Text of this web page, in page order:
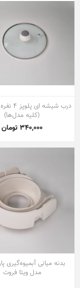
درب
(کلیه مدل‌ها)
340,000 تومان
بدنه میانی آبمیوه‌گیری
مدل ویتا فروت